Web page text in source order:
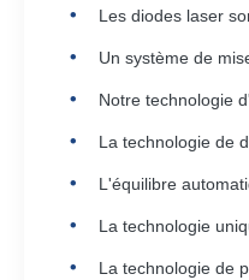
Les diodes laser
Un système de
Notre technologie
La technologie de
L'équilibre
La technologie
La technologie de